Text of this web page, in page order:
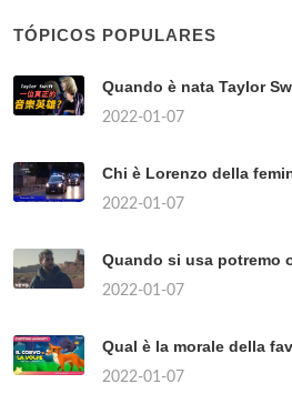
TÓPICOS POPULARES
Quando è nata Taylor
2022-01-07
Chi è Lorenzo della
2022-01-07
Quando si usa potremo
2022-01-07
Qual è la morale della
2022-01-07